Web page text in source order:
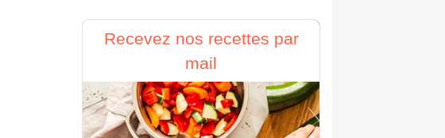
Recevez nos recettes par
mail